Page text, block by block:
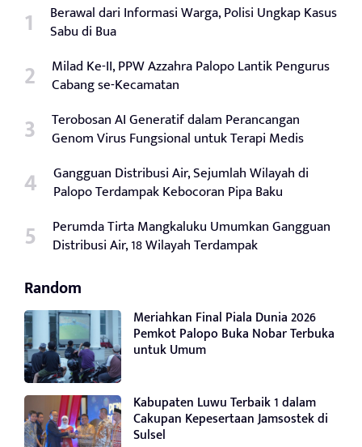
Berawal dari Informasi Warga, Polisi Ungkap Kasus
Sabu di Bua
Milad Ke-II, PPW Azzahra Palopo Lantik Pengurus
Cabang se-Kecamatan
Terobosan AI Generatif dalam Perancangan
Genom Virus Fungsional untuk Terapi Medis
Gangguan Distribusi Air, Sejumlah Wilayah di
Palopo Terdampak Kebocoran Pipa Baku
Perumda Tirta Mangkaluku Umumkan Gangguan
Distribusi Air, 18 Wilayah Terdampak
Random
Meriahkan Final Piala Dunia 2026
Pemkot Palopo Buka Nobar Terbuka
untuk Umum
Kabupaten Luwu Terbaik 1 dalam
Cakupan Kepesertaan Jamsostek di
Sulsel